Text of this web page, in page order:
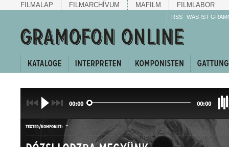
FILMALAP FILMARCHÍVUM MAFILM FILMLABOR
RSS WAS IST
00:00 00:00
TEXTER/KOMPONIST: -